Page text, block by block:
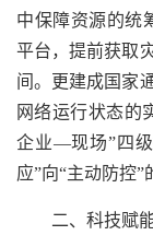
中保障资源的统
平台，提前获取
间。更建成国家
网络运行状态
企业—现场”四
应”向“主动防控”
二、科技赋能